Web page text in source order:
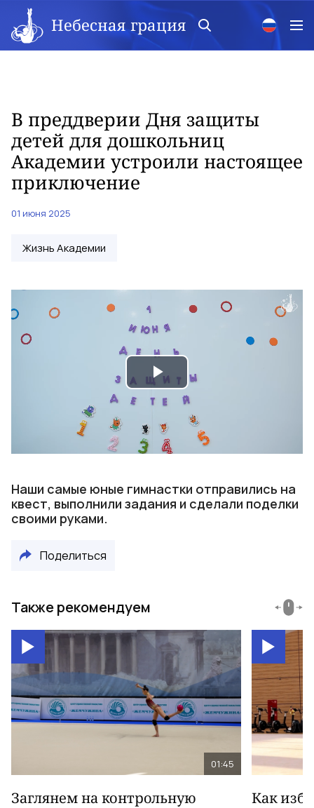
Небесная грация
В преддверии Дня защиты
детей для дошкольниц
Академии устроили настоящее
приключение
01 июня 2025
Жизнь Академии
Play
Video
Наши самые юные гимнастки отправились на
квест, выполнили задания и сделали поделки
своими руками.
Поделиться
Также рекомендуем
01:45
Заглянем на контрольную
Как